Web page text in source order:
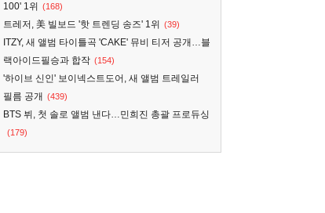
100' 1위
(168)
트레저, 美 빌보드 '핫 트렌딩 송즈' 1위 (39)
ITZY, 새 앨범 타이틀곡 'CAKE' 뮤비 티저 공개…블
랙아이드필승과 합작 (154)
'하이브 신인' 보이넥스트도어, 새 앨범 트레일러
필름 공개 (439)
BTS 뷔, 첫 솔로 앨범 낸다…민희진 총괄 프로듀싱
(179)